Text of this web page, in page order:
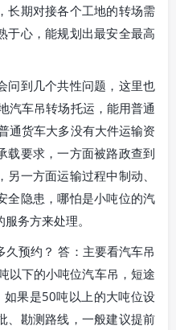
长期对接各个工地的转场需
于心，能规划出最安全最高
问到几个共性问题，这里也
汽车吊转场托运，能用普通
通货车大多没有大件运输资
载要求，一方面被路政查到
一方面运输过程中制动、
全隐患，哪怕是小吨位的汽
务方来处理。
预约？ 答：主要看汽车吊
以下的小吨位汽车吊，短途
果是50吨以上的大吨位设
、勘测路线，一般建议提前